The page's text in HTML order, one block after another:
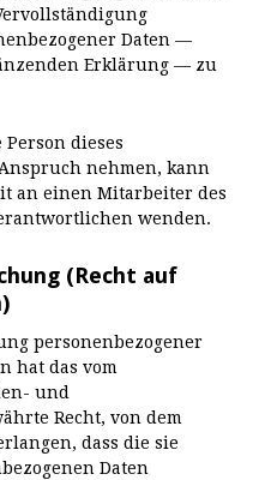
Daten —
Erklärung — zu
dieses
nehmen, kann
an einen Mitarbeiter des
wenden.
(Recht auf
personenbezogener
hat das vom
und
Recht, von dem
dass die sie
Daten